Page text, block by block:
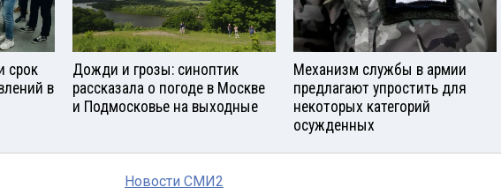
срок
в
Дожди и грозы: синоптик
рассказала о погоде в Москве
и Подмосковье на выходные
Механизм службы в армии
предлагают упростить для
некоторых категорий
осужденных
Новости СМИ2